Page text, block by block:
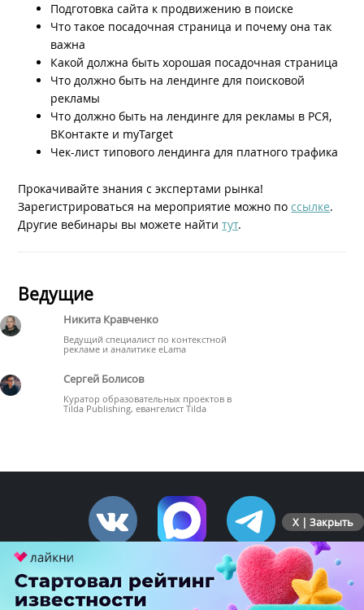
Подготовка сайта к продвижению в поиске
Что такое посадочная страница и почему она так
важна
Какой должна быть хорошая посадочная страница
Что должно быть на лендинге для поисковой
рекламы
Что должно быть на лендинге для рекламы в РСЯ,
ВКонтакте и myTarget
Чек-лист типового лендинга для платного трафика
Прокачивайте знания с экспертами рынка!
Зарегистрироваться на мероприятие можно поссылке.
Другие вебинары вы можете найтитут.
Ведущие
Никита Кравченко
Ведущий специалист по контекстной
рекламе и аналитике eLama
Сергей Болисов
Куратор образовательных проектов в
Tilda Publishing, евангелист Tilda
X | Закрыть
ПЕРЕЙТИ НА ПОЛНУЮ ВЕРСИЮ
© SEOnews.ru Все права защищены. 2026